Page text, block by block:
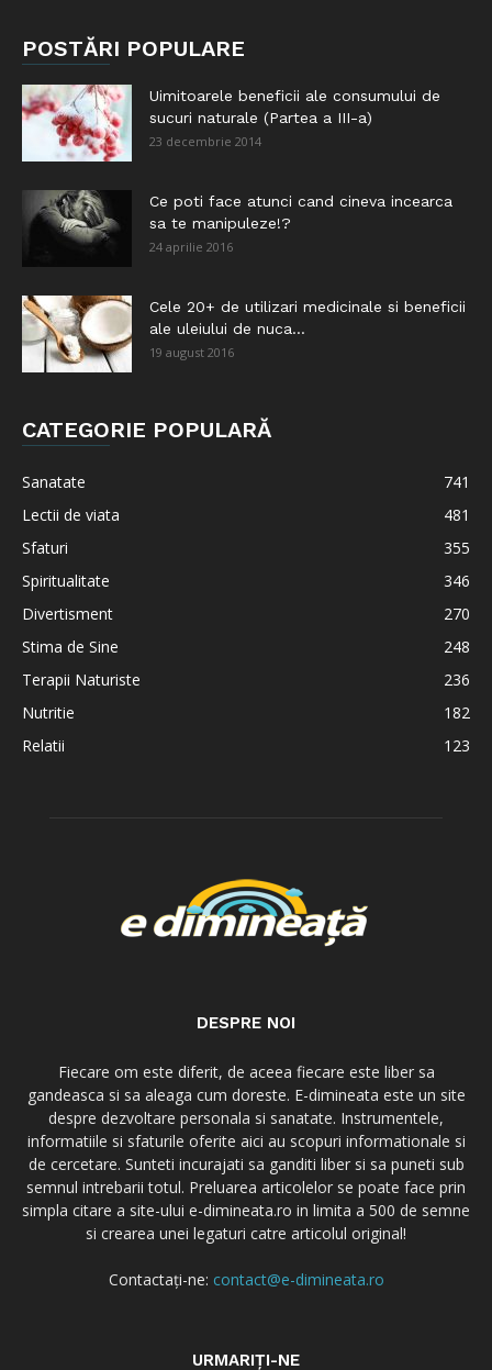
POSTĂRI POPULARE
Uimitoarele beneficii ale consumului de
sucuri naturale (Partea a III-a)
23 decembrie 2014
Ce poti face atunci cand cineva incearca
sa te manipuleze!?
24 aprilie 2016
Cele 20+ de utilizari medicinale si beneficii
ale uleiului de nuca...
19 august 2016
CATEGORIE POPULARĂ
Sanatate
741
Lectii de viata
481
Sfaturi
355
Spiritualitate
346
Divertisment
270
Stima de Sine
248
Terapii Naturiste
236
Nutritie
182
Relatii
123
DESPRE NOI
Fiecare om este diferit, de aceea fiecare este liber sa
gandeasca si sa aleaga cum doreste. E-dimineata este un site
despre dezvoltare personala si sanatate. Instrumentele,
informatiile si sfaturile oferite aici au scopuri informationale si
de cercetare. Sunteti incurajati sa ganditi liber si sa puneti sub
semnul intrebarii totul. Preluarea articolelor se poate face prin
simpla citare a site-ului e-dimineata.ro in limita a 500 de semne
si crearea unei legaturi catre articolul original!
Contactați-ne: contact@e-dimineata.ro
URMARIȚI-NE